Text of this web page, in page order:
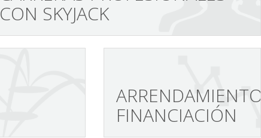
CON SKYJACK
ARRENDAMIENTO/
FINANCIACIÓN